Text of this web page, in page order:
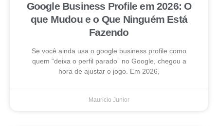
Google Business Profile em 2026: O
que Mudou e o Que Ninguém Está
Fazendo
Se você ainda usa o google business profile como
quem “deixa o perfil parado” no Google, chegou a
hora de ajustar o jogo. Em 2026,
Mauricio Junior